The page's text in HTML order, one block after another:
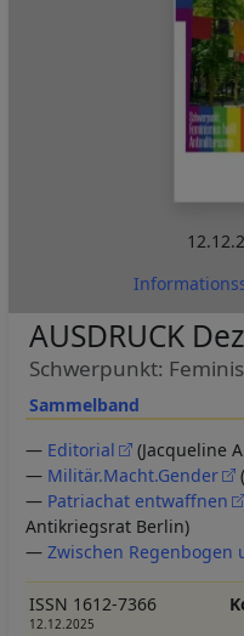
Sammelband
AUSDRUCK
Schwerpunkt:
— Editorial
(Jacqueline
— Militär.Macht.Gender
— Patriachat entwaffnen
Antikriegsrat Berlin)
— Zwischen Regenbogen
ISSN 1612-7366
12.12.2025